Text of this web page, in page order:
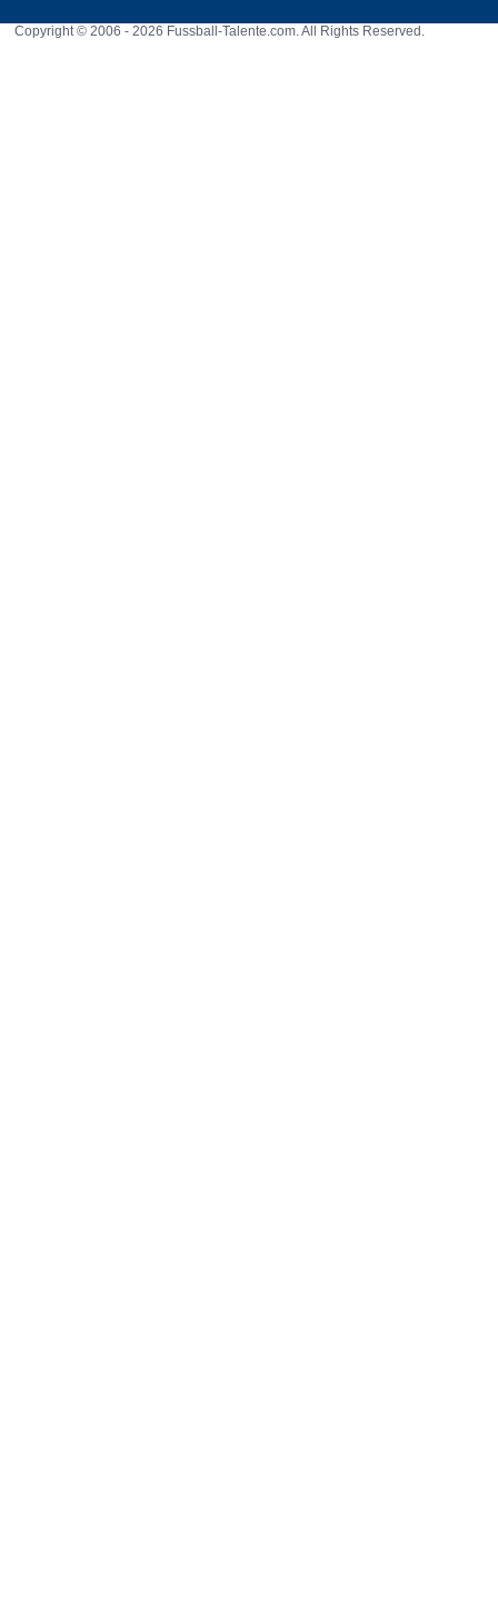
Copyright © 2006 - 2026 Fussball-Talente.com. All Rights Reserved.